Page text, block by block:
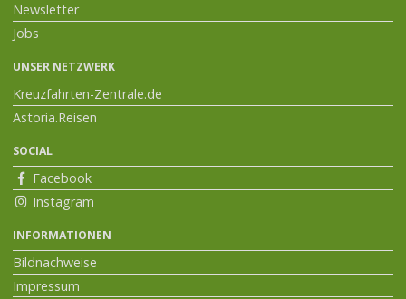
Newsletter
Jobs
UNSER NETZWERK
Kreuzfahrten-Zentrale.de
Astoria.Reisen
SOCIAL
Facebook
Instagram
INFORMATIONEN
Bildnachweise
Impressum